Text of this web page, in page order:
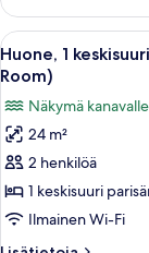
Choice
Upgraded)
Avaa
kaikki
huonetyypin
Huone,
1
keskisuuri
parisänky,
näköala
kanavalle
6
Huone, 1
Room)
Näkymä kanavalle
24 m²
2 henkilöä
1 keskisuuri
Ilmainen Wi-Fi